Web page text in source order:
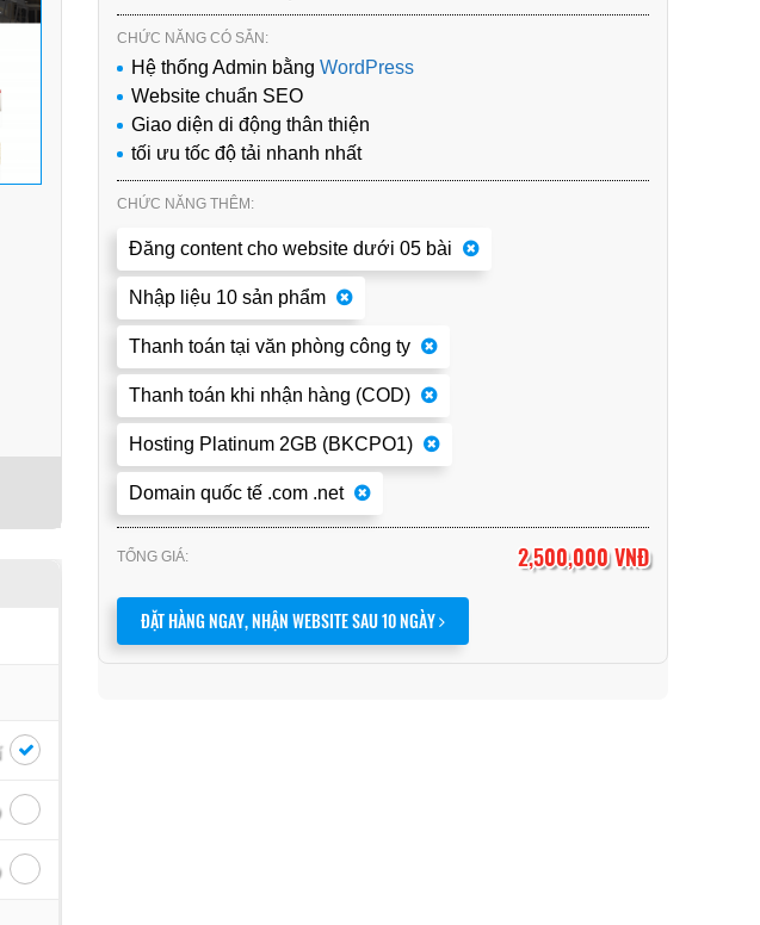
CHỨC NĂNG CÓ SẴN:
Hệ thống Admin bằng WordPress
Website chuẩn SEO
Giao diện di động thân thiện
tối ưu tốc độ tải nhanh nhất
CHỨC NĂNG THÊM:
Đăng content cho website dưới 05 bài
Nhập liệu 10 sản phẩm
Thanh toán tại văn phòng công ty
Thanh toán khi nhận hàng (COD)
Hosting Platinum 2GB (BKCPO1)
Domain quốc tế .com .net
TỔNG GIÁ: 2,500,000 VNĐ
ĐẶT HÀNG NGAY, NHẬN WEBSITE SAU 10 NGÀY